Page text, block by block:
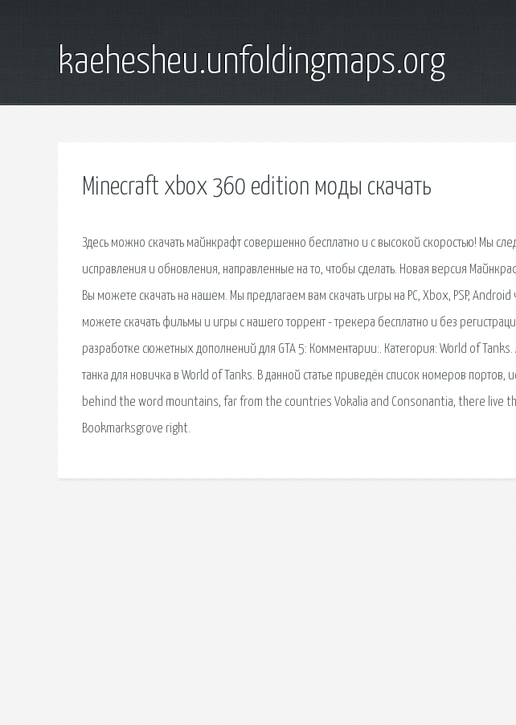
kaehesheu.unfoldingmaps.org
Minecraft xbox 360 edition моды скачать
Здесь можно скачать майнкрафт совершенно бесплатно и с высокой скоростью! Мы
исправления и обновления, направленные на то, чтобы сделать. Новая версия
Вы можете скачать на нашем. Мы предлагаем вам скачать игры на PC, Xbox, PSP,
можете скачать фильмы и игры с нашего торрент - трекера бесплатно и без
разработке сюжетных дополнений для GTA 5: Комментарии:. Категория: World of
танка для новичка в World of Tanks. В данной статье приведён список номеров
behind the word mountains, far from the countries Vokalia and Consonantia, there live
Bookmarksgrove right.